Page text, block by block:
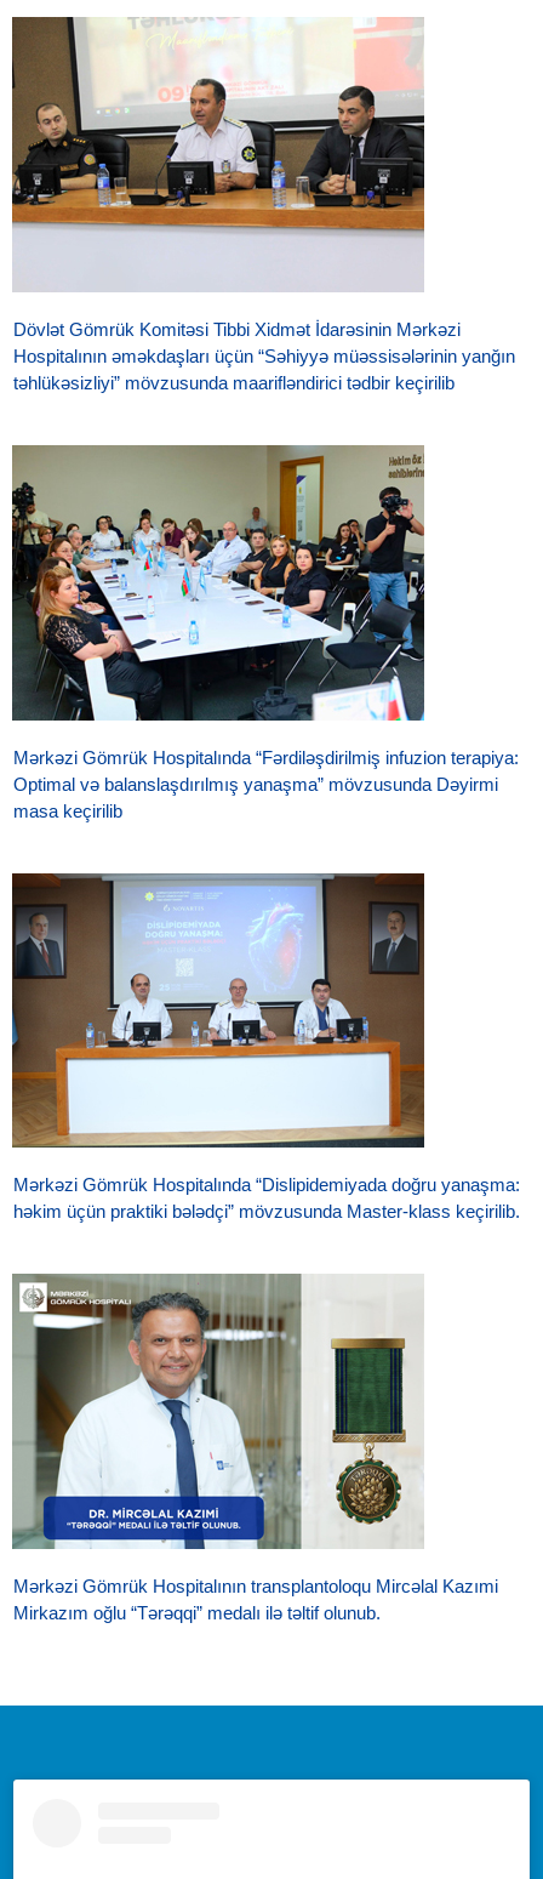
Dövlət Gömrük Komitəsi Tibbi Xidmət İdarəsinin Mərkəzi
Hospitalının əməkdaşları üçün “Səhiyyə müəssisələrinin yanğın
təhlükəsizliyi” mövzusunda maarifləndirici tədbir keçirilib
Mərkəzi Gömrük Hospitalında “Fərdiləşdirilmiş infuzion terapiya:
Optimal və balanslaşdırılmış yanaşma” mövzusunda Dəyirmi
masa keçirilib
Mərkəzi Gömrük Hospitalında “Dislipidemiyada doğru yanaşma:
həkim üçün praktiki bələdçi” mövzusunda Master-klass keçirilib.
Mərkəzi Gömrük Hospitalının transplantoloqu Mircəlal Kazımi
Mirkazım oğlu “Tərəqqi” medalı ilə təltif olunub.